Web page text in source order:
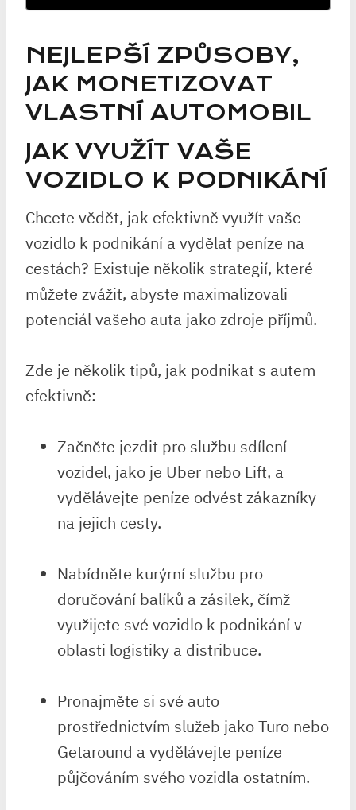
NEJLEPŠÍ ZPŮSOBY,
JAK MONETIZOVAT
VLASTNÍ AUTOMOBIL
JAK VYUŽÍT VAŠE
VOZIDLO K PODNIKÁNÍ
Chcete vědět, jak efektivně využít vaše
vozidlo k podnikání a vydělat peníze na
cestách? Existuje několik strategií, které
můžete zvážit, abyste maximalizovali
potenciál vašeho auta jako zdroje příjmů.
Zde je několik tipů, jak podnikat s autem
efektivně:
Začněte jezdit pro službu sdílení
vozidel, jako je Uber nebo Lift, a
vydělávejte peníze odvést zákazníky
na jejich cesty.
Nabídněte kurýrní službu pro
doručování balíků a zásilek, čímž
využijete své vozidlo k podnikání v
oblasti logistiky a distribuce.
Pronajměte si své auto
prostřednictvím služeb jako Turo nebo
Getaround a vydělávejte peníze
půjčováním svého vozidla ostatním.